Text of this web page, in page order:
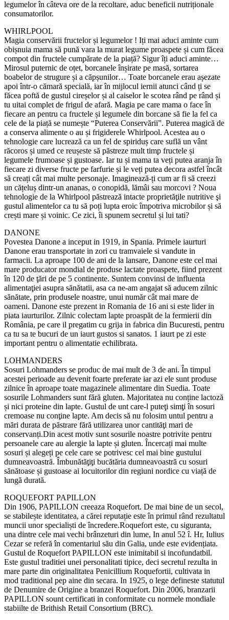
legumelor în câteva ore de la recoltare, aduc beneficii nutriționale
consumatorilor.
WHIRLPOOL
Magia conservării fructelor și legumelor ! Iți mai aduci aminte cum
obișnuia mama să pună vara la murat legume proaspete și cum făcea
compot din fructele cumpărate de la piață? Sigur îți aduci aminte…
Mirosul puternic de oțet, borcanele înșirate pe masă, sortarea
boabelor de strugure și a căpșunilor… Toate borcanele erau așezate
apoi într-o cămară specială, iar în mijlocul iernii atunci când ți se
făcea poftă de gustul cireșelor și al caiselor le scotea rând pe rând și
tu uitai complet de frigul de afară. Magia pe care mama o face în
fiecare an pentru ca fructele și legumele din borcane să fie la fel ca
cele de la piață se numește “Puterea Conservării”. Puterea magică de
a conserva alimente o au și frigiderele Whirlpool. Acestea au o
tehnologie care lucrează ca un fel de spiriduș care suflă un vânt
răcoros și umed ce reușeste să păstreze mult timp fructele și
legumele frumoase și gustoase. Iar tu și mama ta veți putea aranja în
fiecare zi diverse fructe pe farfurie și le veți putea decora astfel încât
să creați cât mai multe personaje. Imaginează-ți cum ar fi să creezi
un cățeluș dintr-un ananas, o conopidă, lămâi sau morcovi ? Noua
tehnologie de la Whirlpool păstrează intacte proprietăţile nutritive şi
gustul alimentelor ca tu să poți lupta eroic împotriva microbilor și să
crești mare și voinic. Ce zici, îi spunem secretul și lui tati?
DANONE
Povestea Danone a inceput in 1919, in Spania. Primele iaurturi
Danone erau transportate in zori cu tramvaiele si vandute in
farmacii. La aproape 100 de ani de la lansare, Danone este cel mai
mare producator mondial de produse lactate proaspete, fiind prezent
în 120 de ţări de pe 5 continente. Suntem convinsi de influenta
alimentaţiei asupra sănătatii, asa ca ne-am angajat să aducem zilnic
sănătate, prin produsele noastre, unui număr cât mai mare de
oameni. Danone este prezent in Romania de 16 ani si este lider in
piata iaurturilor. Zilnic colectam lapte proaspăt de la fermierii din
România, pe care il pregatim cu grija in fabrica din Bucuresti, pentru
ca tu sa te bucuri de un iaurt gustos si sanatos. 1 iaurt pe zi este
important pentru o alimentatie echilibrata.
LOHMANDERS
Sosuri Lohmanders se produc de mai mult de 3 de ani. În timpul
acestei perioade au devenit foarte preferate iar azi ele sunt produse
zilnice în aproape toate magazinele alimentare din Suedia. Toate
sosurile Lohmanders sunt fără gluten. Majoritatea nu conține lactoză
și nici proteine din lapte. Gustul de unt care-l puteţi simţi în sosuri
cremoase nu conţine lapte. Am decis să nu folosim untul pentru a
mări durata de păstrare fără utilizarea unor cantităţi mari de
conservanți.Din acest motiv sunt sosurile noastre potrivite pentru
persoanele care au alergie la lapte și gluten. Încercați mai multe
sosuri și alegeți pe cele care se potrivesc cel mai bine gustului
dumneavoastră. Îmbunătăţiţi bucătăria dumneavoastră cu sosuri
sănătoase și gustoase ai locuitorilor din regiuni nordice cu viață de
lungă durată.
ROQUEFORT PAPILLON
Din 1906, PAPILLON creeaza Roquefort. De mai bine de un secol,
se stabilește identitatea, a cărei reputație este în primul rând rezultatul
muncii unor specialiști de încredere.Roquefort este, cu siguranta,
una dintre cele mai vechi brânzeturi din lume, In anul 52 î. Hr, Iulius
Cezar se referă în comentariul său din Galia, unde este evidențiata.
Gustul de Roquefort PAPILLON este inimitabil si incofundatbil.
Este gustul traditiei unei personalitati tipice, deci secretul rezulta in
mare parte din originalitatea Penicillium Roquefortii, cultivata in
mod traditional pep aine din secara. In 1925, o lege defineste statutul
de Denumire de Origine a branzei Roquefort. Din 2006, branzarii
PAPILLON sount certificati in conformitate cu normele mondiale
stabiilte de Brithish Retail Consortium (BRC).